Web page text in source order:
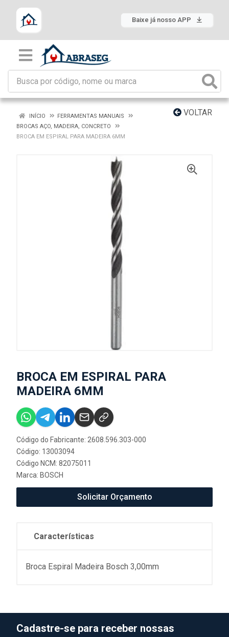
Baixe já nosso APP
VOLTAR
INÍCIO
FERRAMENTAS MANUAIS
BROCAS AÇO, MADEIRA, CONCRETO
BROCA EM ESPIRAL PARA MADEIRA 6MM
BROCA EM ESPIRAL PARA
MADEIRA 6MM
Código do Fabricante: 2608.596.303-000
Código: 13003094
Código NCM: 82075011
Marca: BOSCH
Solicitar Orçamento
Características
Broca Espiral Madeira Bosch 3,00mm
Cadastre-se para receber nossas